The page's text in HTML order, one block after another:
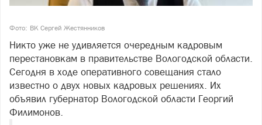
Фото: ВК Сергей Жестянников
Никто уже не удивляется очередным кадровым
перестановкам в правительстве Вологодской области.
Сегодня в ходе оперативного совещания стало
известно о двух новых кадровых решениях. Их
объявил губернатор Вологодской области Георгий
Филимонов.